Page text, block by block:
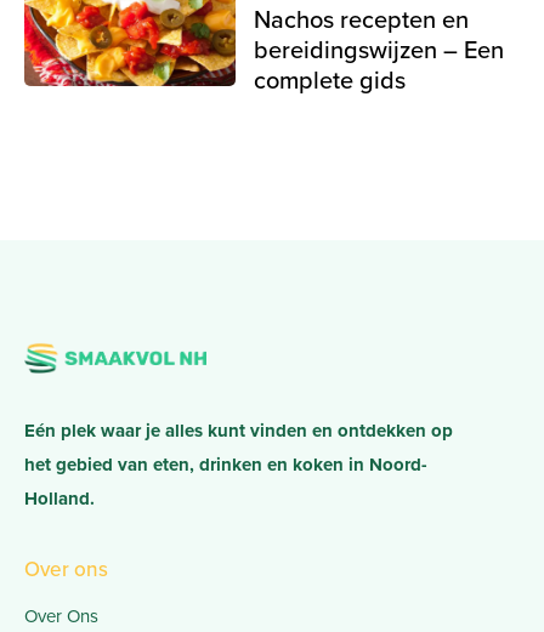
Nachos recepten en
bereidingswijzen – Een
complete gids
Eén plek waar je alles kunt vinden en ontdekken op
het gebied van eten, drinken en koken in Noord-
Holland.
Over ons
Over Ons